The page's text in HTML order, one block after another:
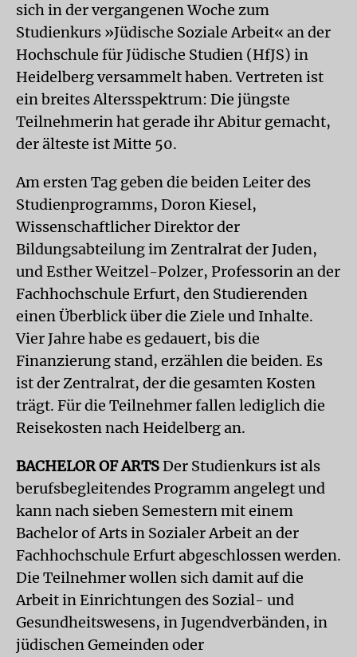
sich in der vergangenen Woche zum
Studienkurs »Jüdische Soziale Arbeit« an der
Hochschule für Jüdische Studien (HfJS) in
Heidelberg versammelt haben. Vertreten ist
ein breites Altersspektrum: Die jüngste
Teilnehmerin hat gerade ihr Abitur gemacht,
der älteste ist Mitte 50.
Am ersten Tag geben die beiden Leiter des
Studienprogramms, Doron Kiesel,
Wissenschaftlicher Direktor der
Bildungsabteilung im Zentralrat der Juden,
und Esther Weitzel-Polzer, Professorin an der
Fachhochschule Erfurt, den Studierenden
einen Überblick über die Ziele und Inhalte.
Vier Jahre habe es gedauert, bis die
Finanzierung stand, erzählen die beiden. Es
ist der Zentralrat, der die gesamten Kosten
trägt. Für die Teilnehmer fallen lediglich die
Reisekosten nach Heidelberg an.
BACHELOR OF ARTSDer Studienkurs ist als
berufsbegleitendes Programm angelegt und
kann nach sieben Semestern mit einem
Bachelor of Arts in Sozialer Arbeit an der
Fachhochschule Erfurt abgeschlossen werden.
Die Teilnehmer wollen sich damit auf die
Arbeit in Einrichtungen des Sozial- und
Gesundheitswesens, in Jugendverbänden, in
jüdischen Gemeinden oder